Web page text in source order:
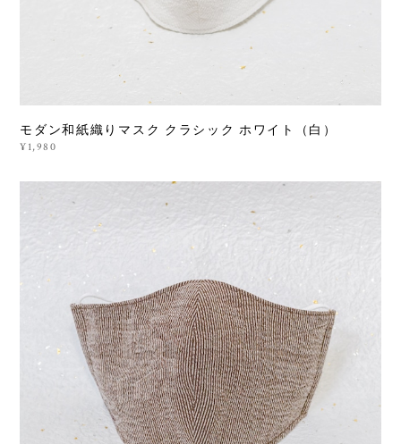
モダン和紙織りマスク クラシック ホワイト（白）
¥1,980